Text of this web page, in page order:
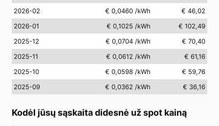
2026-02
€ 0,0460 /kWh
€ 46,02
2026-01
€ 0,1025 /kWh
€ 102,49
2025-12
€ 0,0704 /kWh
€ 70,40
2025-11
€ 0,0612 /kWh
€ 61,16
2025-10
€ 0,0598 /kWh
€ 59,76
2025-09
€ 0,0362 /kWh € 36,16
Kodėl jūsų sąskaita didesnė už spot kainą